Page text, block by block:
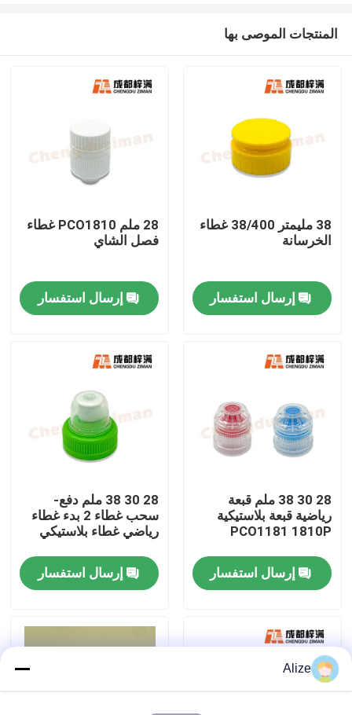
منتجات
أشرطة فيديو
معلومات عنا
جولة في المعمل
مراقبة الجودة
اتصل بنا
تغليف المشروبات الغذائية
المنتجات الموصى بها
38 مليمتر 38/400 غطاء
الخرسانة
إرسال استفسار
28 ملم PCO1810 غطاء
فصل الشاي
إرسال استفسار
28 30 38 ملم قبعة
رياضية قبعة بلاستيكية
PCO1181 1810P
إرسال استفسار
28 30 38 ملم دفع-
سحب غطاء 2 بدء غطاء
رياضي غطاء بلاستيكي
إرسال استفسار
Alize